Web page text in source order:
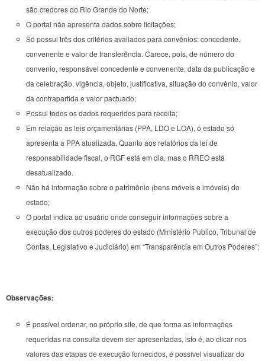
são credores do Rio Grande do Norte;
O portal não apresenta dados sobre licitações;
Só possui três dos critérios avaliados para convênios: concedente,
convenente e valor de transferência. Carece, pois, de número do
convenio, responsável concedente e convenente, data da publicação e
da celebração, vigência, objeto, justificativa, situação do convênio, valor
da contrapartida e valor pactuado;
Possui todos os dados requeridos para receita;
Em relação às leis orçamentárias (PPA, LDO e LOA), o estado só
apresenta a PPA atualizada. Quanto aos relatórios da lei de
responsabilidade fiscal, o RGF está em dia, mas o RREO está
desatualizado.
Não há informação sobre o patrimônio (bens móveis e imóveis) do
estado;
O portal indica ao usuário onde conseguir informações sobre a
execução dos outros poderes do estado (Ministério Publico, Tribunal de
Contas, Legislativo e Judiciário) em “Transparência em Outros Poderes”;
Observações:
É possível ordenar, no próprio site, de que forma as informações
requeridas na consulta devem ser apresentadas, isto é, ao clicar nos
valores das etapas de execução fornecidos, é possível visualizar do